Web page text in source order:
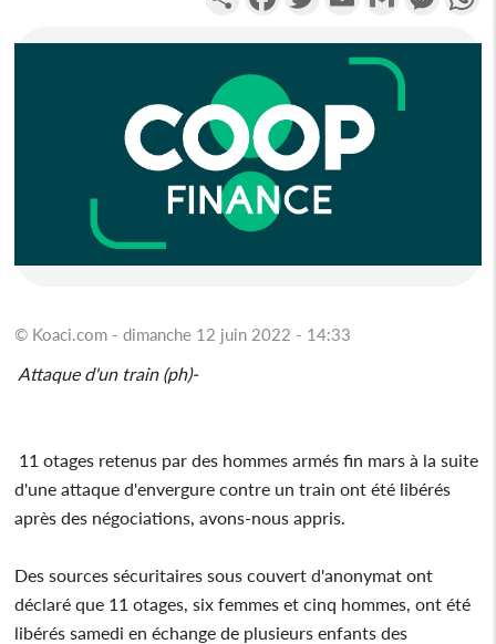
© Koaci.com - dimanche 12 juin 2022 - 14:33
Attaque d'un train (ph)-
11 otages retenus par des hommes armés fin mars à la suite
d'une attaque d'envergure contre un train ont été libérés
après des négociations, avons-nous appris.
Des sources sécuritaires sous couvert d'anonymat ont
déclaré que 11 otages, six femmes et cinq hommes, ont été
libérés samedi en échange de plusieurs enfants des